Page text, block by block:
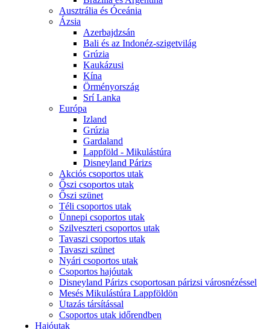
Ausztrália és Óceánia
Ázsia
Azerbajdzsán
Bali és az Indonéz-szigetvilág
Grúzia
Kaukázusi
Kína
Örményország
Srí Lanka
Európa
Izland
Grúzia
Gardaland
Lappföld - Mikulástúra
Disneyland Párizs
Akciós csoportos utak
Őszi csoportos utak
Őszi szünet
Téli csoportos utak
Ünnepi csoportos utak
Szilveszteri csoportos utak
Tavaszi csoportos utak
Tavaszi szünet
Nyári csoportos utak
Csoportos hajóutak
Disneyland Párizs csoportosan párizsi városnézéssel
Mesés Mikulástúra Lappföldön
Utazás társítással
Csoportos utak időrendben
Hajóutak